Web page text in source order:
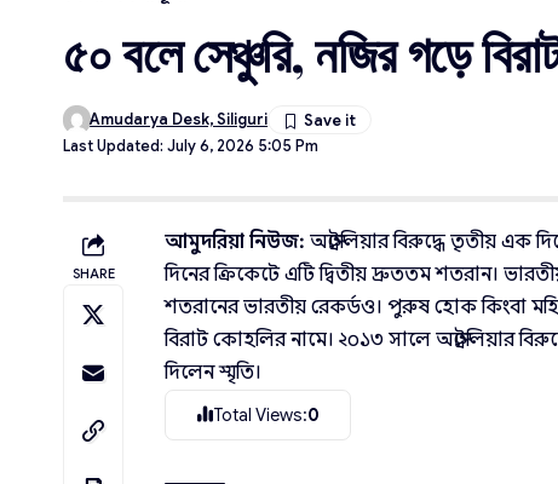
৫০ বলে সেঞ্চুরি, নজির গড়ে
Last Updated: July 6, 2026 5:05 Pm
Amudarya Desk, Siliguri
SHARE
আমুদরিয়া নিউজ: অস্ট্রেলিয়ার বিরুদ্ধে তৃতীয় এক
দিনের ক্রিকেটে এটি দ্বিতীয় দ্রুততম শতরান।
শতরানের ভারতীয় রেকর্ডও। পুরুষ হোক কিংবা
বিরাট কোহলির নামে। ২০১৩ সালে অস্ট্রেলিয়ার
দিলেন স্মৃতি।
Total Views:0